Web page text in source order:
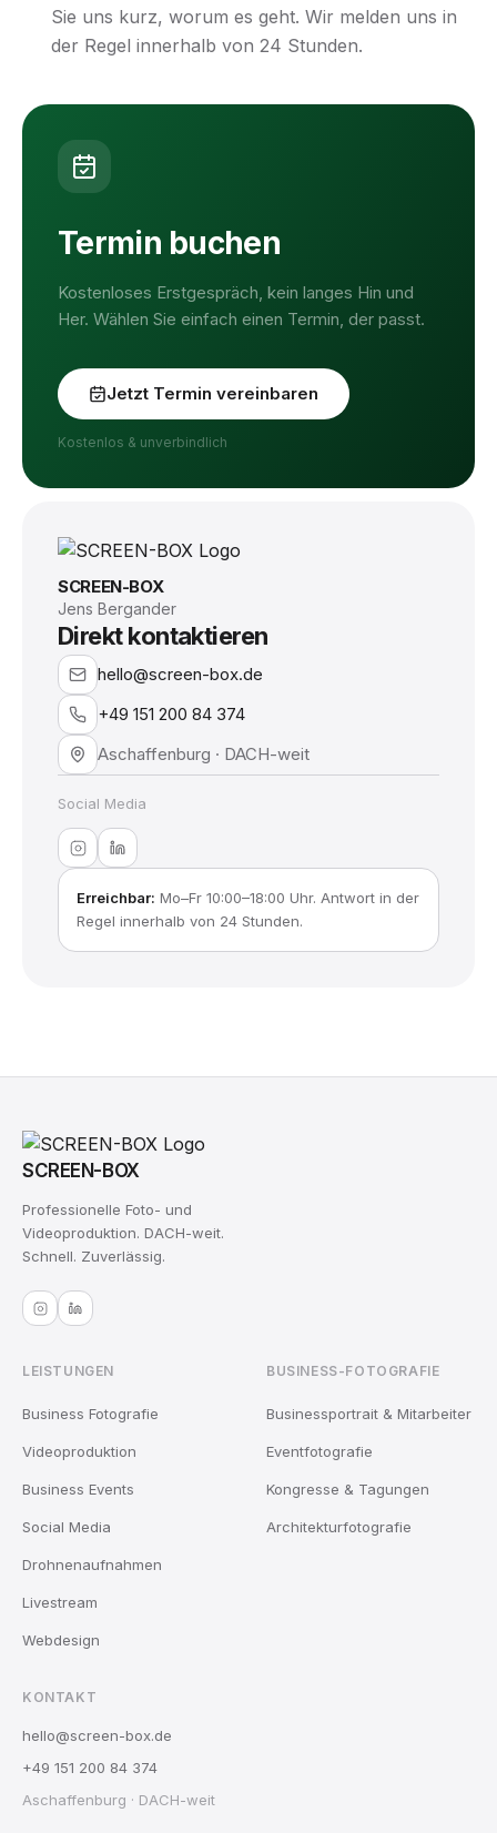
Sie uns kurz, worum es geht. Wir melden uns in
der Regel innerhalb von 24 Stunden.
Termin buchen
Kostenloses Erstgespräch, kein langes Hin und
Her. Wählen Sie einfach einen Termin, der passt.
Jetzt Termin vereinbaren
Kostenlos & unverbindlich
SCREEN-BOX
Jens Bergander
Direkt kontaktieren
hello@screen-box.de
+49 151 200 84 374
Aschaffenburg · DACH-weit
Social Media
Erreichbar: Mo–Fr 10:00–18:00 Uhr. Antwort in der
Regel innerhalb von 24 Stunden.
SCREEN-BOX
Professionelle Foto- und
Videoproduktion. DACH-weit.
Schnell. Zuverlässig.
LEISTUNGEN
Business Fotografie
Videoproduktion
Business Events
Social Media
Drohnenaufnahmen
Livestream
Webdesign
BUSINESS-FOTOGRAFIE
Businessportrait & Mitarbeiter
Eventfotografie
Kongresse & Tagungen
Architekturfotografie
KONTAKT
hello@screen-box.de
+49 151 200 84 374
Aschaffenburg · DACH-weit